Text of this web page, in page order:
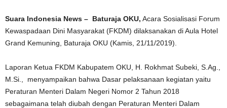
Suara Indonesia News – Baturaja OKU, Acara Sosialisasi Forum
Kewaspadaan Dini Masyarakat (FKDM) dilaksanakan di Aula Hotel
Grand Kemuning, Baturaja OKU (Kamis, 21/11/2019).
Laporan Ketua FKDM Kabupatem OKU, H. Rokhmat Subeki, S.Ag.,
M.Si., menyampaikan bahwa Dasar pelaksanaan kegiatan yaitu
Peraturan Menteri Dalam Negeri Nomor 2 Tahun 2018
sebagaimana telah diubah dengan Peraturan Menteri Dalam